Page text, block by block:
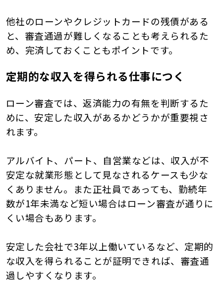
他社のローンやクレジットカードの残債がある
と、審査通過が難しくなることも考えられるた
め、完済しておくこともポイントです。
定期的な収入を得られる仕事につく
ローン審査では、返済能力の有無を判断するた
めに、安定した収入があるかどうかが重要視さ
れます。
アルバイト、パート、自営業などは、収入が不
安定な就業形態として見なされるケースも少な
くありません。また正社員であっても、勤続年
数が1年未満など短い場合はローン審査が通りに
くい場合もあります。
安定した会社で3年以上働いているなど、定期的
な収入を得られることが証明できれば、審査通
過しやすくなります。